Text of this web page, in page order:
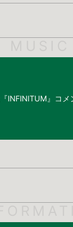
INFINITUM』コメ